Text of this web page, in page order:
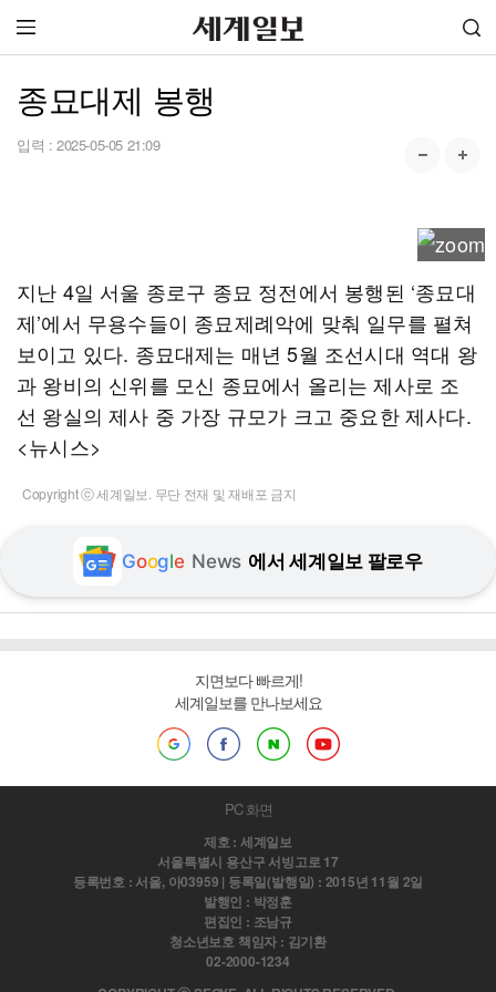
종묘대제 봉행
입력 : 2025-05-05 21:09
지난 4일 서울 종로구 종묘 정전에서 봉행된 ‘종묘대
제’에서 무용수들이 종묘제례악에 맞춰 일무를 펼쳐
보이고 있다. 종묘대제는 매년 5월 조선시대 역대 왕
과 왕비의 신위를 모신 종묘에서 올리는 제사로 조
선 왕실의 제사 중 가장 규모가 크고 중요한 제사다.
<뉴시스>
Copyright ⓒ 세계일보. 무단 전재 및 재배포 금지
Google News 에서 세계일보 팔로우
지면보다 빠르게!
세계일보를 만나보세요
PC 화면
제호 : 세계일보
서울특별시 용산구 서빙고로 17
등록번호 : 서울, 아03959 | 등록일(발행일) : 2015년 11월 2일
발행인 : 박정훈
편집인 : 조남규
청소년보호 책임자 : 김기환
02-2000-1234